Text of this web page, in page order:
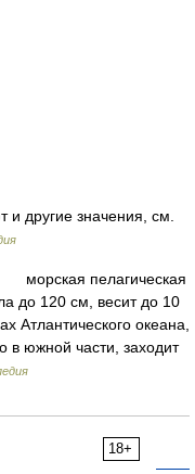
другие значения, см.
пелагическая
до 120 см, весит до 10
Атлантического океана,
южной части, заходит
18+